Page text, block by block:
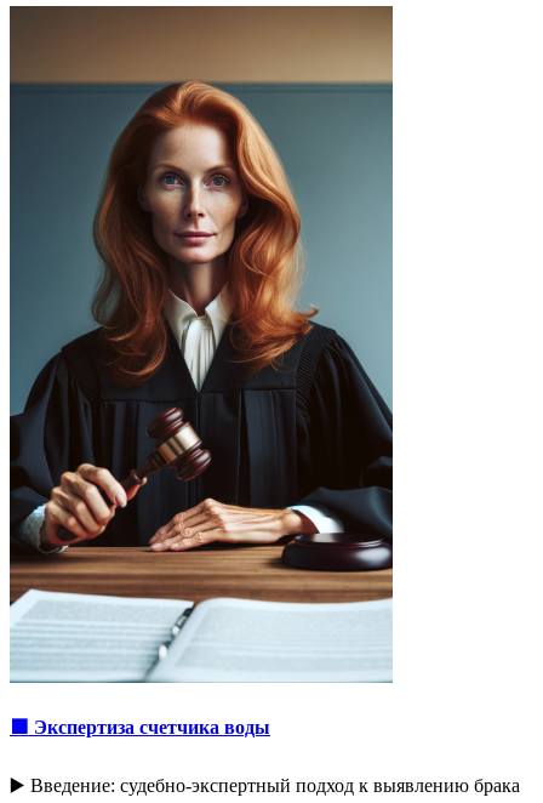
🟩 Экспертиза счетчика воды
▶️ Введение: судебно-экспертный подход к выявлению брака